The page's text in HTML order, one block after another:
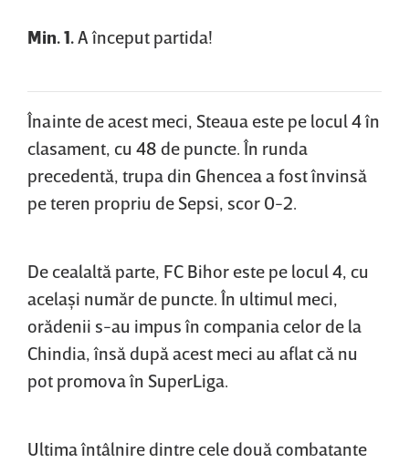
Min. 1. A început partida!
Înainte de acest meci, Steaua este pe locul 4 în
clasament, cu 48 de puncte. În runda
precedentă, trupa din Ghencea a fost învinsă
pe teren propriu de Sepsi, scor 0-2.
De cealaltă parte, FC Bihor este pe locul 4, cu
acelaşi număr de puncte. În ultimul meci,
orădenii s-au impus în compania celor de la
Chindia, însă după acest meci au aflat că nu
pot promova în SuperLiga.
Ultima întâlnire dintre cele două combatante